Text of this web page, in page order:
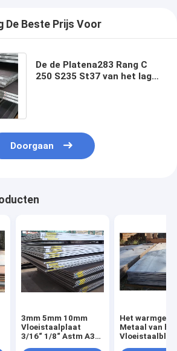
De Beste Prijs Voor
De de Platena283 Rang C
250 S235 St37 van het lage
Doorgaan
3mm 5mm 10mm
Vloeistaalplaat
3/16“ 1/8“ Astm A36
Het
Metaal van het
Vloeistaalblad